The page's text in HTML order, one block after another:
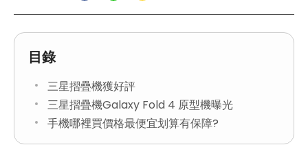
目錄
三星摺疊機獲好評
三星摺疊機Galaxy Fold 4 原型機曝光
手機哪裡買價格最便宜划算有保障?